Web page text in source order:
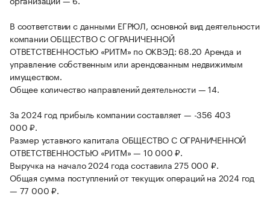
В соответствии с данными ЕГРЮЛ, основной вид деятельности
компании ОБЩЕСТВО С ОГРАНИЧЕННОЙ
ОТВЕТСТВЕННОСТЬЮ «РИТМ» по ОКВЭД: 68.20 Аренда и
управление собственным или арендованным недвижимым
имуществом.
Общее количество направлений деятельности — 14.
За 2024 год прибыль компании составляет — -356 403
000 ₽.
Размер уставного капитала ОБЩЕСТВО С ОГРАНИЧЕННОЙ
ОТВЕТСТВЕННОСТЬЮ «РИТМ» — 10 000 ₽.
Выручка на начало 2024 года составила 275 000 ₽.
Общая сумма поступлений от текущих операций на 2024 год
— 77 000 ₽.